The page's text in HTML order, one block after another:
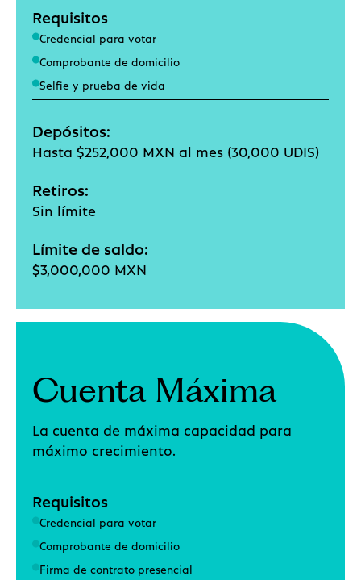
Requisitos
Credencial para votar
Comprobante de domicilio
Selfie y prueba de vida
Depósitos:
Hasta $252,000 MXN al mes (30,000 UDIS)
Retiros:
Sin límite
Límite de saldo:
$3,000,000 MXN
Cuenta Máxima
La cuenta de máxima capacidad para
máximo crecimiento.
Requisitos
Credencial para votar
Comprobante de domicilio
Firma de contrato presencial